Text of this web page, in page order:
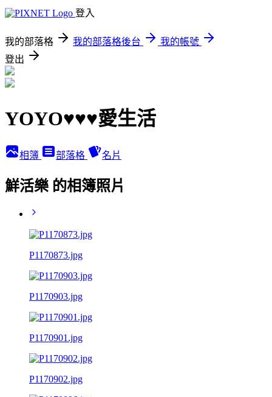
登入
我的部落格 我的部落格後台
我的帳號
登出
YOYO♥♥♥愛生活
相簿 部落格 名片
鮮活樂 的相簿照片
P1170873.jpg
P1170903.jpg
P1170901.jpg
P1170902.jpg